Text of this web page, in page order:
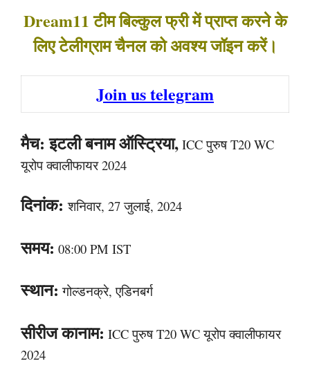
Dream11 टीम बिल्कुल फ्री में प्राप्त करने के
लिए टेलीग्राम चैनल को अवश्य जॉइन करें।
Join us telegram
मैच: इटली बनाम ऑस्ट्रिया, ICC पुरुष T20 WC
यूरोप क्वालीफायर 2024
दिनांक: शनिवार, 27 जुलाई, 2024
समय: 08:00 PM IST
स्थान: गोल्डनक्रे, एडिनबर्ग
सीरीज कानाम: ICC पुरुष T20 WC यूरोप क्वालीफायर
2024